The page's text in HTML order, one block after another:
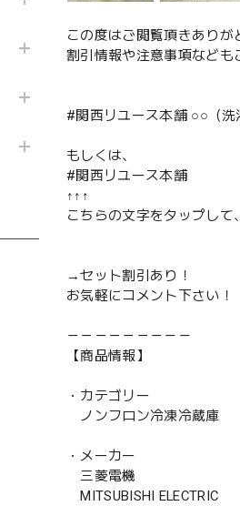
この度はご閲覧頂きありが
割引情報や注意事項なども
#関西リユース本舗 ○○（
もしくは、
#関西リユース本舗
↑↑↑
こちらの文字をタップして
→セット割引あり！
お気軽にコメント下さい！
－－－－－－－－－
【商品情報】
・カテゴリー
ノンフロン冷凍冷蔵庫
・メーカー
三菱電機
MITSUBISHI ELECTRIC